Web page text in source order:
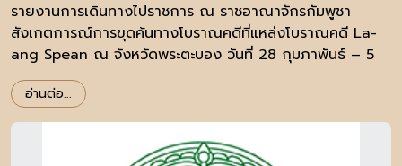
รายงานการเดินทางไปราชการ ณ ราชอาณาจักรกัมพูชา
สังเกตการณ์การขุดค้นทางโบราณคดีที่แหล่งโบราณคดี La-
ang Spean ณ จังหวัดพระตะบอง วันที่ 28 กุมภาพันธ์ – 5
มีนาคม พ.ศ.2558
อ่านต่อ...